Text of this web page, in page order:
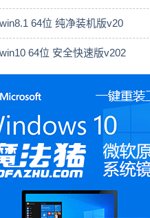
64位 纯净装机版v20
64位 安全快速版v202